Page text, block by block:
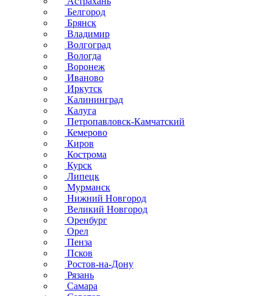
Белгород
Брянск
Владимир
Волгоград
Вологда
Воронеж
Иваново
Иркутск
Калининград
Калуга
Петропавловск-Камчатский
Кемерово
Киров
Кострома
Курск
Липецк
Мурманск
Нижний Новгород
Великий Новгород
Оренбург
Орел
Пенза
Псков
Ростов-на-Дону
Рязань
Самара